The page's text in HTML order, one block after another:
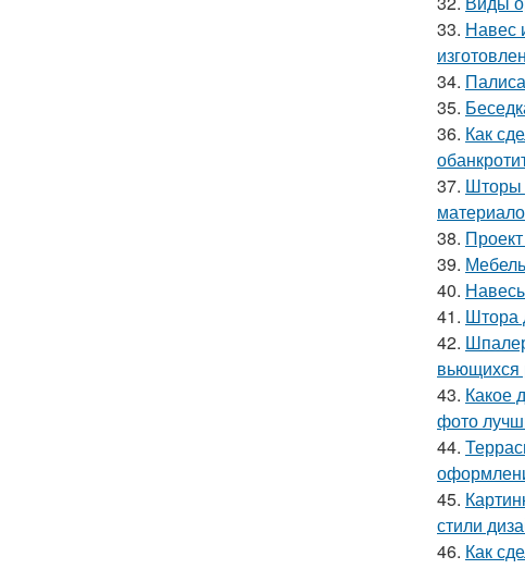
33. Навес
34.
35.
36. Как
37. Шторы
38.
39.
40.
41. Штора
42.
вьющихся
43. Какое
фото
44.
45.
стили
46. Как